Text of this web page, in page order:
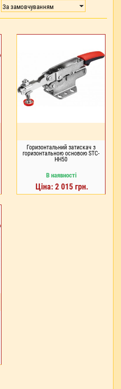
Горизонтальний затискач з
горизонтальною основою STC-
HH50
В наявності
Ціна: 2 015 грн.